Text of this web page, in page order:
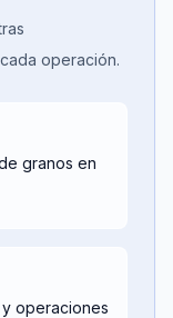
operación.
granos en
operaciones